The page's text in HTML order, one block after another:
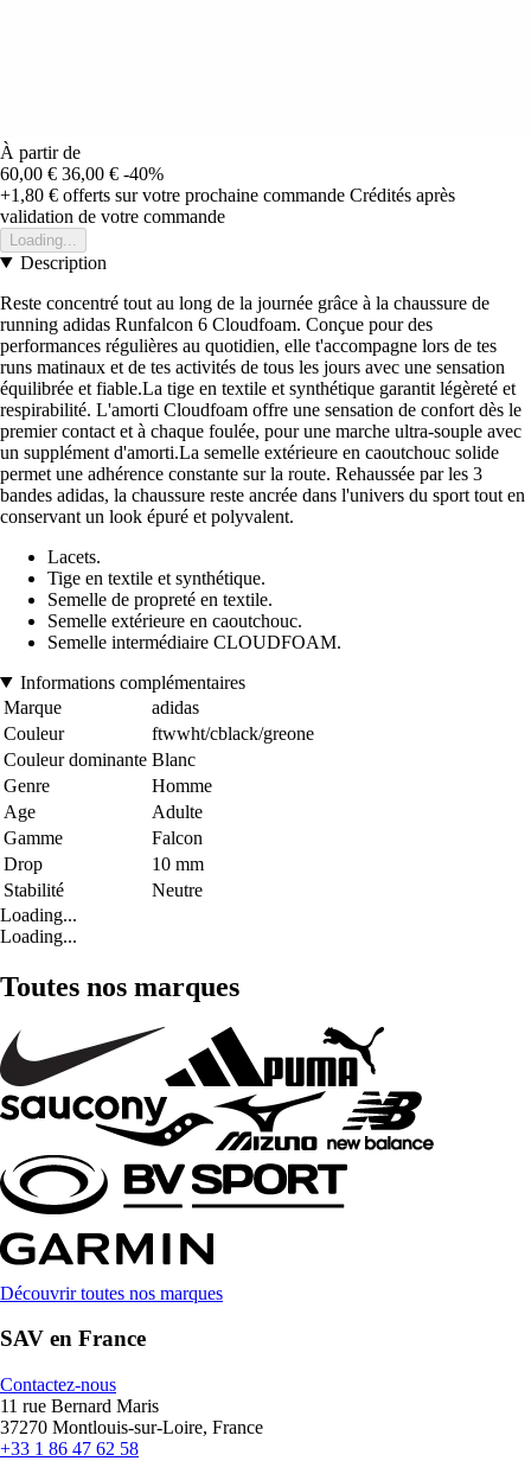
À partir de
60,00 € 36,00 € -40%
+1,80 € offerts sur votre prochaine commande Crédités après
validation de votre commande
Loading...
Description
Reste concentré tout au long de la journée grâce à la chaussure de
running adidas Runfalcon 6 Cloudfoam. Conçue pour des
performances régulières au quotidien, elle t'accompagne lors de tes
runs matinaux et de tes activités de tous les jours avec une sensation
équilibrée et fiable.La tige en textile et synthétique garantit légèreté et
respirabilité. L'amorti Cloudfoam offre une sensation de confort dès le
premier contact et à chaque foulée, pour une marche ultra-souple avec
un supplément d'amorti.La semelle extérieure en caoutchouc solide
permet une adhérence constante sur la route. Rehaussée par les 3
bandes adidas, la chaussure reste ancrée dans l'univers du sport tout en
conservant un look épuré et polyvalent.
Lacets.
Tige en textile et synthétique.
Semelle de propreté en textile.
Semelle extérieure en caoutchouc.
Semelle intermédiaire CLOUDFOAM.
Informations complémentaires
Marque
adidas
Couleur
ftwwht/cblack/greone
Couleur dominante Blanc
Genre
Homme
Age
Adulte
Gamme
Falcon
Drop
10 mm
Stabilité
Neutre
Loading...
Loading...
Toutes nos marques
Découvrir toutes nos marques
SAV en France
Contactez-nous
11 rue Bernard Maris
37270 Montlouis-sur-Loire, France
+33 1 86 47 62 58